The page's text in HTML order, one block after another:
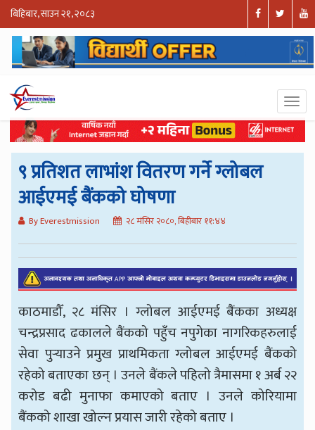
बिहिबार, साउन २१, २०८३
९ प्रतिशत लाभांश वितरण गर्ने ग्लोबल
आईएमई बैंकको घोषणा
By Everestmission २८ मंसिर २०८०, बिहीबार ११:४४
काठमाडौँ, २८ मंसिर । ग्लोबल आईएमई बैंकका अध्यक्ष
चन्द्रप्रसाद ढकालले बैंकको पहुँच नपुगेका नागरिकहरुलाई
सेवा पुर्‍याउने प्रमुख प्राथमिकता ग्लोबल आईएमई बैंकको
रहेको बताएका छन् । उनले बैंकले पहिलो त्रैमासमा १ अर्ब २२
करोड बढी मुनाफा कमाएको बताए । उनले कोरियामा
बैंकको शाखा खोल्न प्रयास जारी रहेको बताए ।